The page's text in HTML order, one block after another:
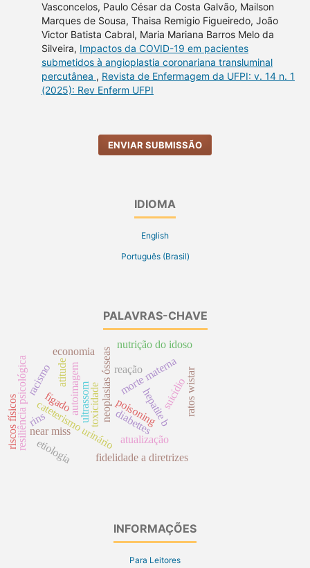
Vasconcelos, Paulo César da Costa Galvão, Mailson
Marques de Sousa, Thaisa Remigio Figueiredo, João
Victor Batista Cabral, Maria Mariana Barros Melo da
Silveira, Impactos da COVID-19 em pacientes
submetidos à angioplastia coronariana transluminal
percutânea , Revista de Enfermagem da UFPI: v. 14 n. 1
(2025): Rev Enferm UFPI
ENVIAR SUBMISSÃO
IDIOMA
English
Português (Brasil)
PALAVRAS-CHAVE
hepatite b
neoplasias ósseaspoisoning
ultrassom
cateterismo urinário
near miss
fidelidade a diretrizes
resiliência psicológica
riscos físicos
autoimagem morte materna
economia
suicídio
reação
diabettes
toxicidade ratos wistar
fígado
rins
racismo
atualização
nutrição do idoso
atitude
etiologia
INFORMAÇÕES
Para Leitores